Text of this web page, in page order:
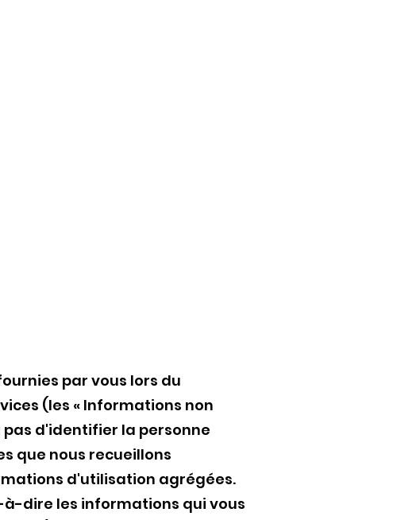
par vous lors du
(les « Informations non
pas d'identifier la personne
que nous recueillons
d'utilisation agrégées.
dire les informations qui vous